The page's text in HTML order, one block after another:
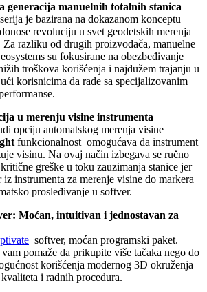
generacija manuelnih totalnih stanica
je bazirana na dokazanom konceptu
revoluciju u svet geodetskih merenja
razliku od drugih proizvođača, manuelne
su fokusirane na obezbeđivanje
troškova korišćenja i najdužem trajanju u
korisnicima da rade sa specijalizovanim
u merenju visine instrumenta
opciju automatskog merenja visine
funkcionalnost omogućava da instrument
visinu. Na ovaj način izbegava se ručno
greške u toku zauzimanja stanice jer
instrumenta za merenje visine do markera
prosleđivanje u softver.
Moćan, intuitivan i jednostavan za
softver, moćan programski paket.
pomaže da prikupite više tačaka nego do
korišćenja modernog 3D okruženja
i radnih procedura.